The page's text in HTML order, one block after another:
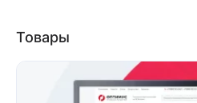
Товары